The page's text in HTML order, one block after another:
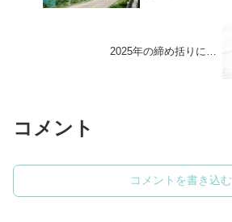
2025年の締め括りに…
コメント
コメントを書き込む